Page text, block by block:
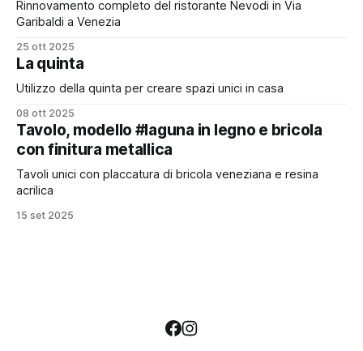
Rinnovamento completo del ristorante Nevodi in Via
Garibaldi a Venezia
25 ott 2025
La quinta
Utilizzo della quinta per creare spazi unici in casa
08 ott 2025
Tavolo, modello #laguna in legno e bricola
con finitura metallica
Tavoli unici con placcatura di bricola veneziana e resina
acrilica
15 set 2025